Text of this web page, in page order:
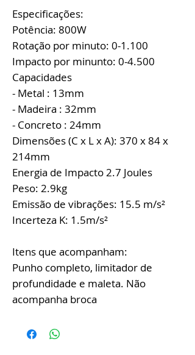
Especificações:
Potência: 800W
Rotação por minuto: 0-1.100
Impacto por minunto: 0-4.500
Capacidades
- Metal : 13mm
- Madeira : 32mm
- Concreto : 24mm
Dimensões (C x L x A): 370 x 84 x
214mm
Energia de Impacto 2.7 Joules
Peso: 2.9kg
Emissão de vibrações: 15.5 m/s²
Incerteza K: 1.5m/s²
Itens que acompanham:
Punho completo, limitador de
profundidade e maleta. Não
acompanha broca